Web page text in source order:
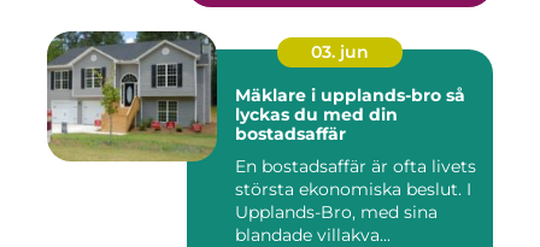
03. jun
Mäklare i upplands-bro så
lyckas du med din
bostadsaffär
En bostadsaffär är ofta livets
största ekonomiska beslut. I
Upplands-Bro, med sina
blandade villakva...